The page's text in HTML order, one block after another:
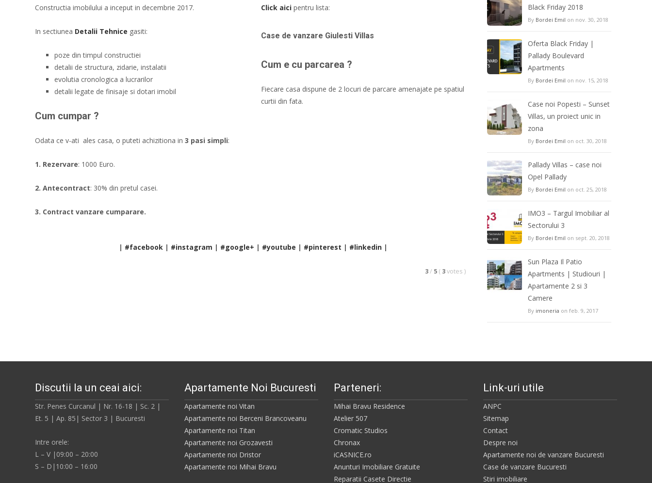
Constructia imobilului a inceput in decembrie 2017.
In sectiunea Detalii Tehnice gasiti:
poze din timpul constructiei
detalii de structura, zidarie, instalatii
evolutia cronologica a lucrarilor
detalii legate de finisaje si dotari imobil
Cum cumpar ?
Odata ce v-ati ales casa, o puteti achizitiona in 3 pasi simpli:
1. Rezervare: 1000 Euro.
2. Antecontract: 30% din pretul casei.
3. Contract vanzare cumparare.
Click aici pentru lista:
Case de vanzare Giulesti Villas
Cum e cu parcarea ?
Fiecare casa dispune de 2 locuri de parcare amenajate pe spatiul
curtii din fata.
| #facebook | #instagram | #google+ | #youtube | #pinterest | #linkedin |
3/ 5 ( 3votes )
Black Friday 2018
By Bordei Emil on nov. 30, 2018
Oferta Black Friday |
Pallady Boulevard
Apartments
By Bordei Emil on nov. 15, 2018
Case noi Popesti – Sunset
Villas, un proiect unic in
zona
By Bordei Emil on oct. 30, 2018
Pallady Villas – case noi
Opel Pallady
By Bordei Emil on oct. 25, 2018
IMO3 – Targul Imobiliar al
Sectorului 3
By Bordei Emil on sept. 20, 2018
Sun Plaza Il Patio
Apartments | Studiouri |
Apartamente 2 si 3
Camere
By imoneria on feb. 9, 2017
Discutii la un ceai aici:
Str. Penes Curcanul | Nr. 16-18 | Sc. 2 |
Et. 5 | Ap. 85| Sector 3 | Bucuresti
Intre orele:
L – V |09:00 – 20:00
S – D|10:00 – 16:00
Apartamente Noi Bucuresti
Apartamente noi Vitan
Apartamente noi Berceni Brancoveanu
Apartamente noi Titan
Apartamente noi Grozavesti
Apartamente noi Dristor
Apartamente noi Mihai Bravu
Parteneri:
Mihai Bravu Residence
Atelier 507
Cromatic Studios
Chronax
iCASNICE.ro
Anunturi Imobiliare Gratuite
Reparatii Casete Directie
Link-uri utile
ANPC
Sitemap
Contact
Despre noi
Apartamente noi de vanzare Bucuresti
Case de vanzare Bucuresti
Stiri imobiliare